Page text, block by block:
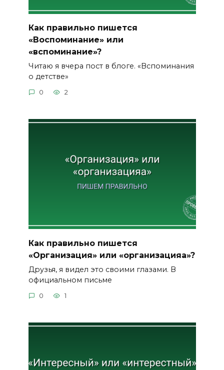
Как правильно пишется
«Воспоминание» или
«вспоминание»?
Читаю я вчера пост в блоге. «Вспоминания
о детстве»
0 2
Как правильно пишется
«Организация» или «организацияа»?
Друзья, я видел это своими глазами. В
официальном письме
0 1